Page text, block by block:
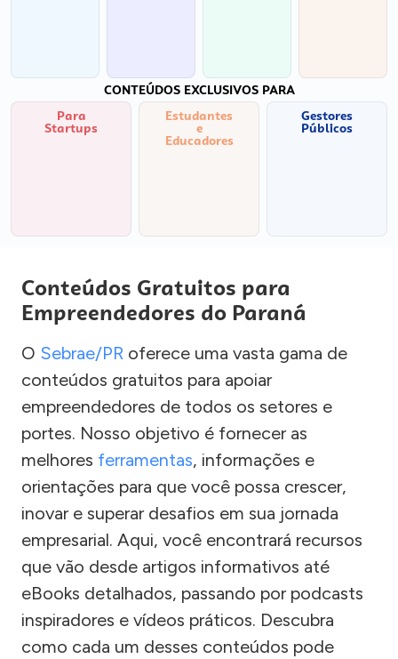
CONTEÚDOS EXCLUSIVOS PARA
Para
Startups
Estudantes
e
Educadores
Gestores
Públicos
Conteúdos Gratuitos para
Empreendedores do Paraná
O Sebrae/PR oferece uma vasta gama de
conteúdos gratuitos para apoiar
empreendedores de todos os setores e
portes. Nosso objetivo é fornecer as
melhores ferramentas, informações e
orientações para que você possa crescer,
inovar e superar desafios em sua jornada
empresarial. Aqui, você encontrará recursos
que vão desde artigos informativos até
eBooks detalhados, passando por podcasts
inspiradores e vídeos práticos. Descubra
como cada um desses conteúdos pode